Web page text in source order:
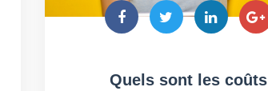
Quels sont les coûts